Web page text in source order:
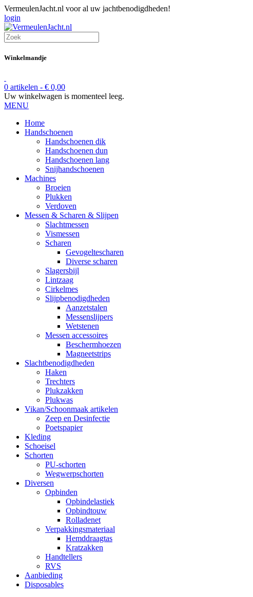
VermeulenJacht.nl voor al uw jachtbenodigdheden!
login
Winkelmandje
0 artikelen - € 0,00
Uw winkelwagen is momenteel leeg.
MENU
Home
Handschoenen
Handschoenen dik
Handschoenen dun
Handschoenen lang
Snijhandschoenen
Machines
Broeien
Plukken
Verdoven
Messen & Scharen & Slijpen
Slachtmessen
Vismessen
Scharen
Gevogeltescharen
Diverse scharen
Slagersbijl
Lintzaag
Cirkelmes
Slijpbenodigdheden
Aanzetstalen
Messenslijpers
Wetstenen
Messen accessoires
Beschermhoezen
Magneetstrips
Slachtbenodigdheden
Haken
Trechters
Plukzakken
Plukwas
Vikan/Schoonmaak artikelen
Zeep en Desinfectie
Poetspapier
Kleding
Schoeisel
Schorten
PU-schorten
Wegwerpschorten
Diversen
Opbinden
Opbindelastiek
Opbindtouw
Rolladenet
Verpakkingsmateriaal
Hemddraagtas
Kratzakken
Handtellers
RVS
Aanbieding
Disposables